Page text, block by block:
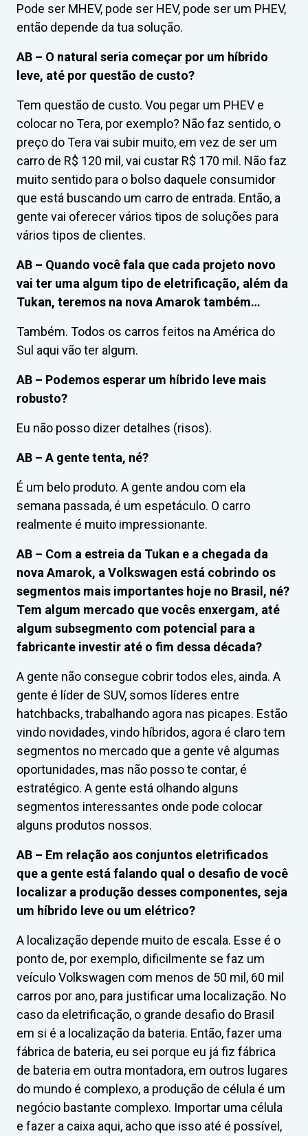
Pode ser MHEV, pode ser HEV, pode ser um PHEV,
então depende da tua solução.
AB – O natural seria começar por um híbrido
leve, até por questão de custo?
Tem questão de custo. Vou pegar um PHEV e
colocar no Tera, por exemplo? Não faz sentido, o
preço do Tera vai subir muito, em vez de ser um
carro de R$ 120 mil, vai custar R$ 170 mil. Não faz
muito sentido para o bolso daquele consumidor
que está buscando um carro de entrada. Então, a
gente vai oferecer vários tipos de soluções para
vários tipos de clientes.
AB – Quando você fala que cada projeto novo
vai ter uma algum tipo de eletrificação, além da
Tukan, teremos na nova Amarok também…
Também. Todos os carros feitos na América do
Sul aqui vão ter algum.
AB – Podemos esperar um híbrido leve mais
robusto?
Eu não posso dizer detalhes (risos).
AB – A gente tenta, né?
É um belo produto. A gente andou com ela
semana passada, é um espetáculo. O carro
realmente é muito impressionante.
AB – Com a estreia da Tukan e a chegada da
nova Amarok, a Volkswagen está cobrindo os
segmentos mais importantes hoje no Brasil, né?
Tem algum mercado que vocês enxergam, até
algum subsegmento com potencial para a
fabricante investir até o fim dessa década?
A gente não consegue cobrir todos eles, ainda. A
gente é líder de SUV, somos líderes entre
hatchbacks, trabalhando agora nas picapes. Estão
vindo novidades, vindo híbridos, agora é claro tem
segmentos no mercado que a gente vê algumas
oportunidades, mas não posso te contar, é
estratégico. A gente está olhando alguns
segmentos interessantes onde pode colocar
alguns produtos nossos.
AB – Em relação aos conjuntos eletrificados
que a gente está falando qual o desafio de você
localizar a produção desses componentes, seja
um híbrido leve ou um elétrico?
A localização depende muito de escala. Esse é o
ponto de, por exemplo, dificilmente se faz um
veículo Volkswagen com menos de 50 mil, 60 mil
carros por ano, para justificar uma localização. No
caso da eletrificação, o grande desafio do Brasil
em si é a localização da bateria. Então, fazer uma
fábrica de bateria, eu sei porque eu já fiz fábrica
de bateria em outra montadora, em outros lugares
do mundo é complexo, a produção de célula é um
negócio bastante complexo. Importar uma célula
e fazer a caixa aqui, acho que isso até é possível,